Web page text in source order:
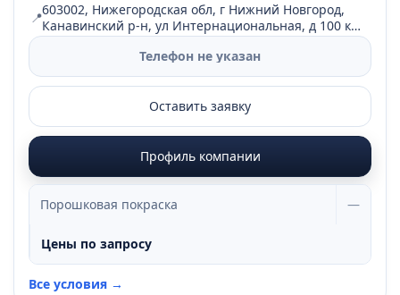
📍603002, Нижегородская обл, г Нижний Новгород,
Канавинский р-н, ул Интернациональная, д 100 к
11, помещ 12.
Телефон не указан
Оставить заявку
Профиль компании
Порошковая покраска —
Цены по запросу
Все условия →